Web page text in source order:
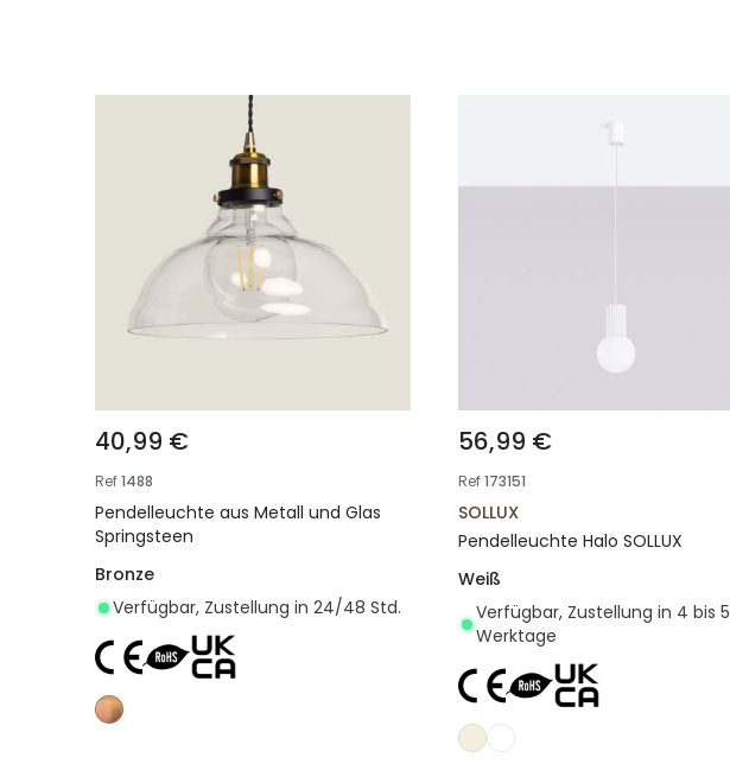
40,99 €
Ref1488
Pendelleuchte aus Metall und Glas
Springsteen
Bronze
Verfügbar, Zustellung in 24/48 Std.
56,99 €
Ref173151
SOLLUX
Pendelleuchte Halo SOLLUX
Weiß
Verfügbar, Zustellung in 4 bis 5
Werktage